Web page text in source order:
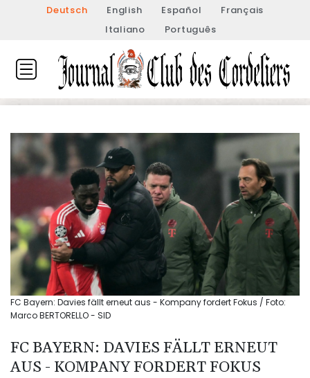
Deutsch English Español
Français
Italiano
Português
FC Bayern: Davies fällt erneut aus - Kompany fordert Fokus / Foto:
Marco BERTORELLO - SID
FC BAYERN: DAVIES FÄLLT ERNEUT
AUS - KOMPANY FORDERT FOKUS